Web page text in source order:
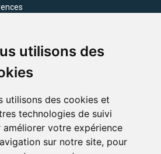
utilisons des
utilisons des cookies et
technologies de suivi
améliorer votre expérience
sur notre site, pour
Team
000 adresses et événements
de BrusselsLife.be et découvrez